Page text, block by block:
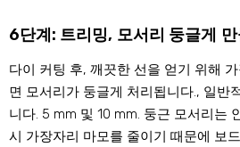
6단계: 트리밍, 모서리 둥글게 만
다이 커팅 후, 깨끗한 선을 얻기 위해
면 모서리가 둥글게 처리됩니다., 일반
니다. 5 mm 및 10 mm. 둥근 모서리는
시 가장자리 마모를 줄이기 때문에 보